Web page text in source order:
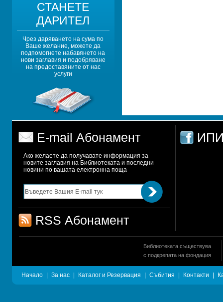
СТАНЕТЕ
ДАРИТЕЛ
Чрез даряването на сума по
Ваше желание, можете да
подпомогнете набавянето на
нови заглавия и подобряване
на предоставяните от нас
услуги
E-mail Абонамент
Ако желаете да получавате информация за
новите заглавия на Библиотеката и последни
новини по вашата електронна поща
RSS Абонамент
ИПИ
Библиотеката съществува
с подкрепата на фондация
Начало За нас Каталог и Резервация Събития Контакти